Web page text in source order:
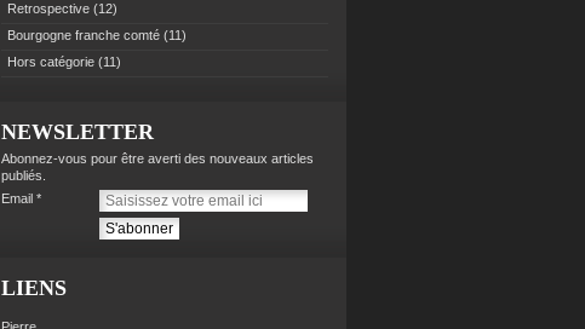
Retrospective (12)
Bourgogne franche comté (11)
Hors catégorie (11)
NEWSLETTER
Abonnez-vous pour être averti des nouveaux articles
publiés.
Email
LIENS